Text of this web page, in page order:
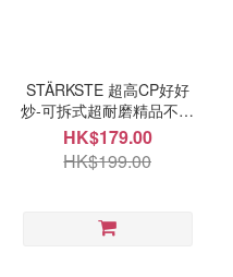
STÄRKSTE 超高CP好好
炒-可拆式超耐磨精品不沾
鍋四件組 10月中
HK$179.00
HK$199.00